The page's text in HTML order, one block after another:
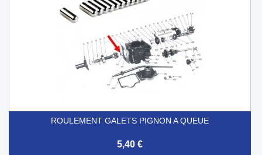
ROULEMENT GALETS PIGNON A QUEUE
5,40 €